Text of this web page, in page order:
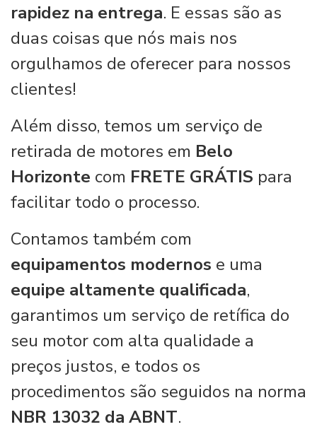
rapidez na entrega. E essas são as
duas coisas que nós mais nos
orgulhamos de oferecer para nossos
clientes!
Além disso, temos um serviço de
retirada de motores em Belo
Horizonte com FRETE GRÁTIS para
facilitar todo o processo.
Contamos também com
equipamentos modernos e uma
equipe altamente qualificada,
garantimos um serviço de retífica do
seu motor com alta qualidade a
preços justos, e todos os
procedimentos são seguidos na norma
NBR 13032 da ABNT.